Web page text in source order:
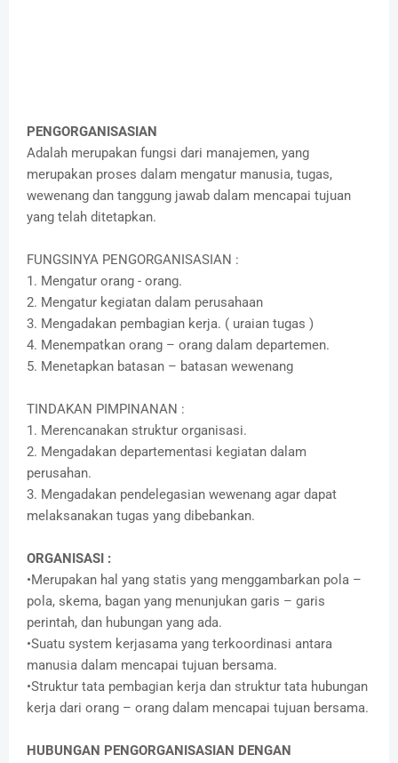
PENGORGANISASIAN
Adalah merupakan fungsi dari manajemen, yang
merupakan proses dalam mengatur manusia, tugas,
wewenang dan tanggung jawab dalam mencapai tujuan
yang telah ditetapkan.
FUNGSINYA PENGORGANISASIAN :
1. Mengatur orang - orang.
2. Mengatur kegiatan dalam perusahaan
3. Mengadakan pembagian kerja. ( uraian tugas )
4. Menempatkan orang – orang dalam departemen.
5. Menetapkan batasan – batasan wewenang
TINDAKAN PIMPINANAN :
1. Merencanakan struktur organisasi.
2. Mengadakan departementasi kegiatan dalam
perusahan.
3. Mengadakan pendelegasian wewenang agar dapat
melaksanakan tugas yang dibebankan.
ORGANISASI :
•Merupakan hal yang statis yang menggambarkan pola –
pola, skema, bagan yang menunjukan garis – garis
perintah, dan hubungan yang ada.
•Suatu system kerjasama yang terkoordinasi antara
manusia dalam mencapai tujuan bersama.
•Struktur tata pembagian kerja dan struktur tata hubungan
kerja dari orang – orang dalam mencapai tujuan bersama.
HUBUNGAN PENGORGANISASIAN DENGAN